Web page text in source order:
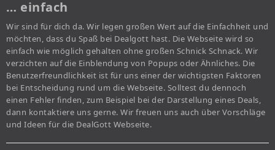
… einfach
Wir sind für dich da. Wir legen großen Wert auf die Einfachheit und
möchten, dass du Spaß bei Dealgott hast. Die Webseite wird so
einfach wie möglich gehalten ohne großen Schnick Schnack. Wir
verzichten auf die Einblendung von Popups oder Ähnliches. Die
Benutzerfreundlichkeit ist für uns einer der wichtigsten Faktoren
bei Entscheidung rund um die Webseite. Solltest du dennoch
einen Fehler finden, zum Beispiel bei der Darstellung eines Deals,
dann kontaktiere uns gerne. Wir freuen uns auch über Vorschläge
und Ideen für die DealGott Webseite.